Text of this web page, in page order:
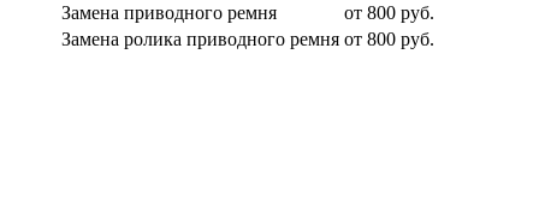
Замена приводного ремня
от 800 руб.
Замена ролика приводного ремня от 800 руб.